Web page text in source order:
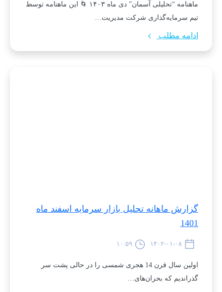
ماهنامه “تحلیلی آسمان” دی ماه ۱۴۰۳ 🌀 این ماهنامه توسط
تیم سرمایه‌گذاری شرکت مدیریت…
ادامه مطلب
گزارش ماهانه تحلیل بازار سرمایه اسفند ماه
1401
اولین سال قرن 14 هجری شمسی را در حالی‌ پشت‌ سر‌
گذراندیم که بحران‌های…